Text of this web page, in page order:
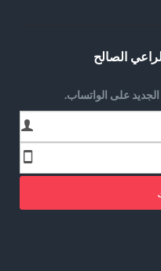
الصالح
على الواتساب.